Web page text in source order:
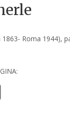
1863- Roma 1944),